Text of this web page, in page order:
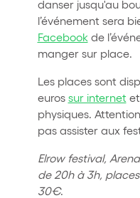
danser jusqu'au
l’événement sera
Facebookde
manger sur place.
Les places sont
euros sur internetet
physiques.
pas assister aux
Elrow festival,
de 20h à 3h,
30€.